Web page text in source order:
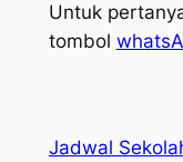
Untuk
tombol
Jadwal